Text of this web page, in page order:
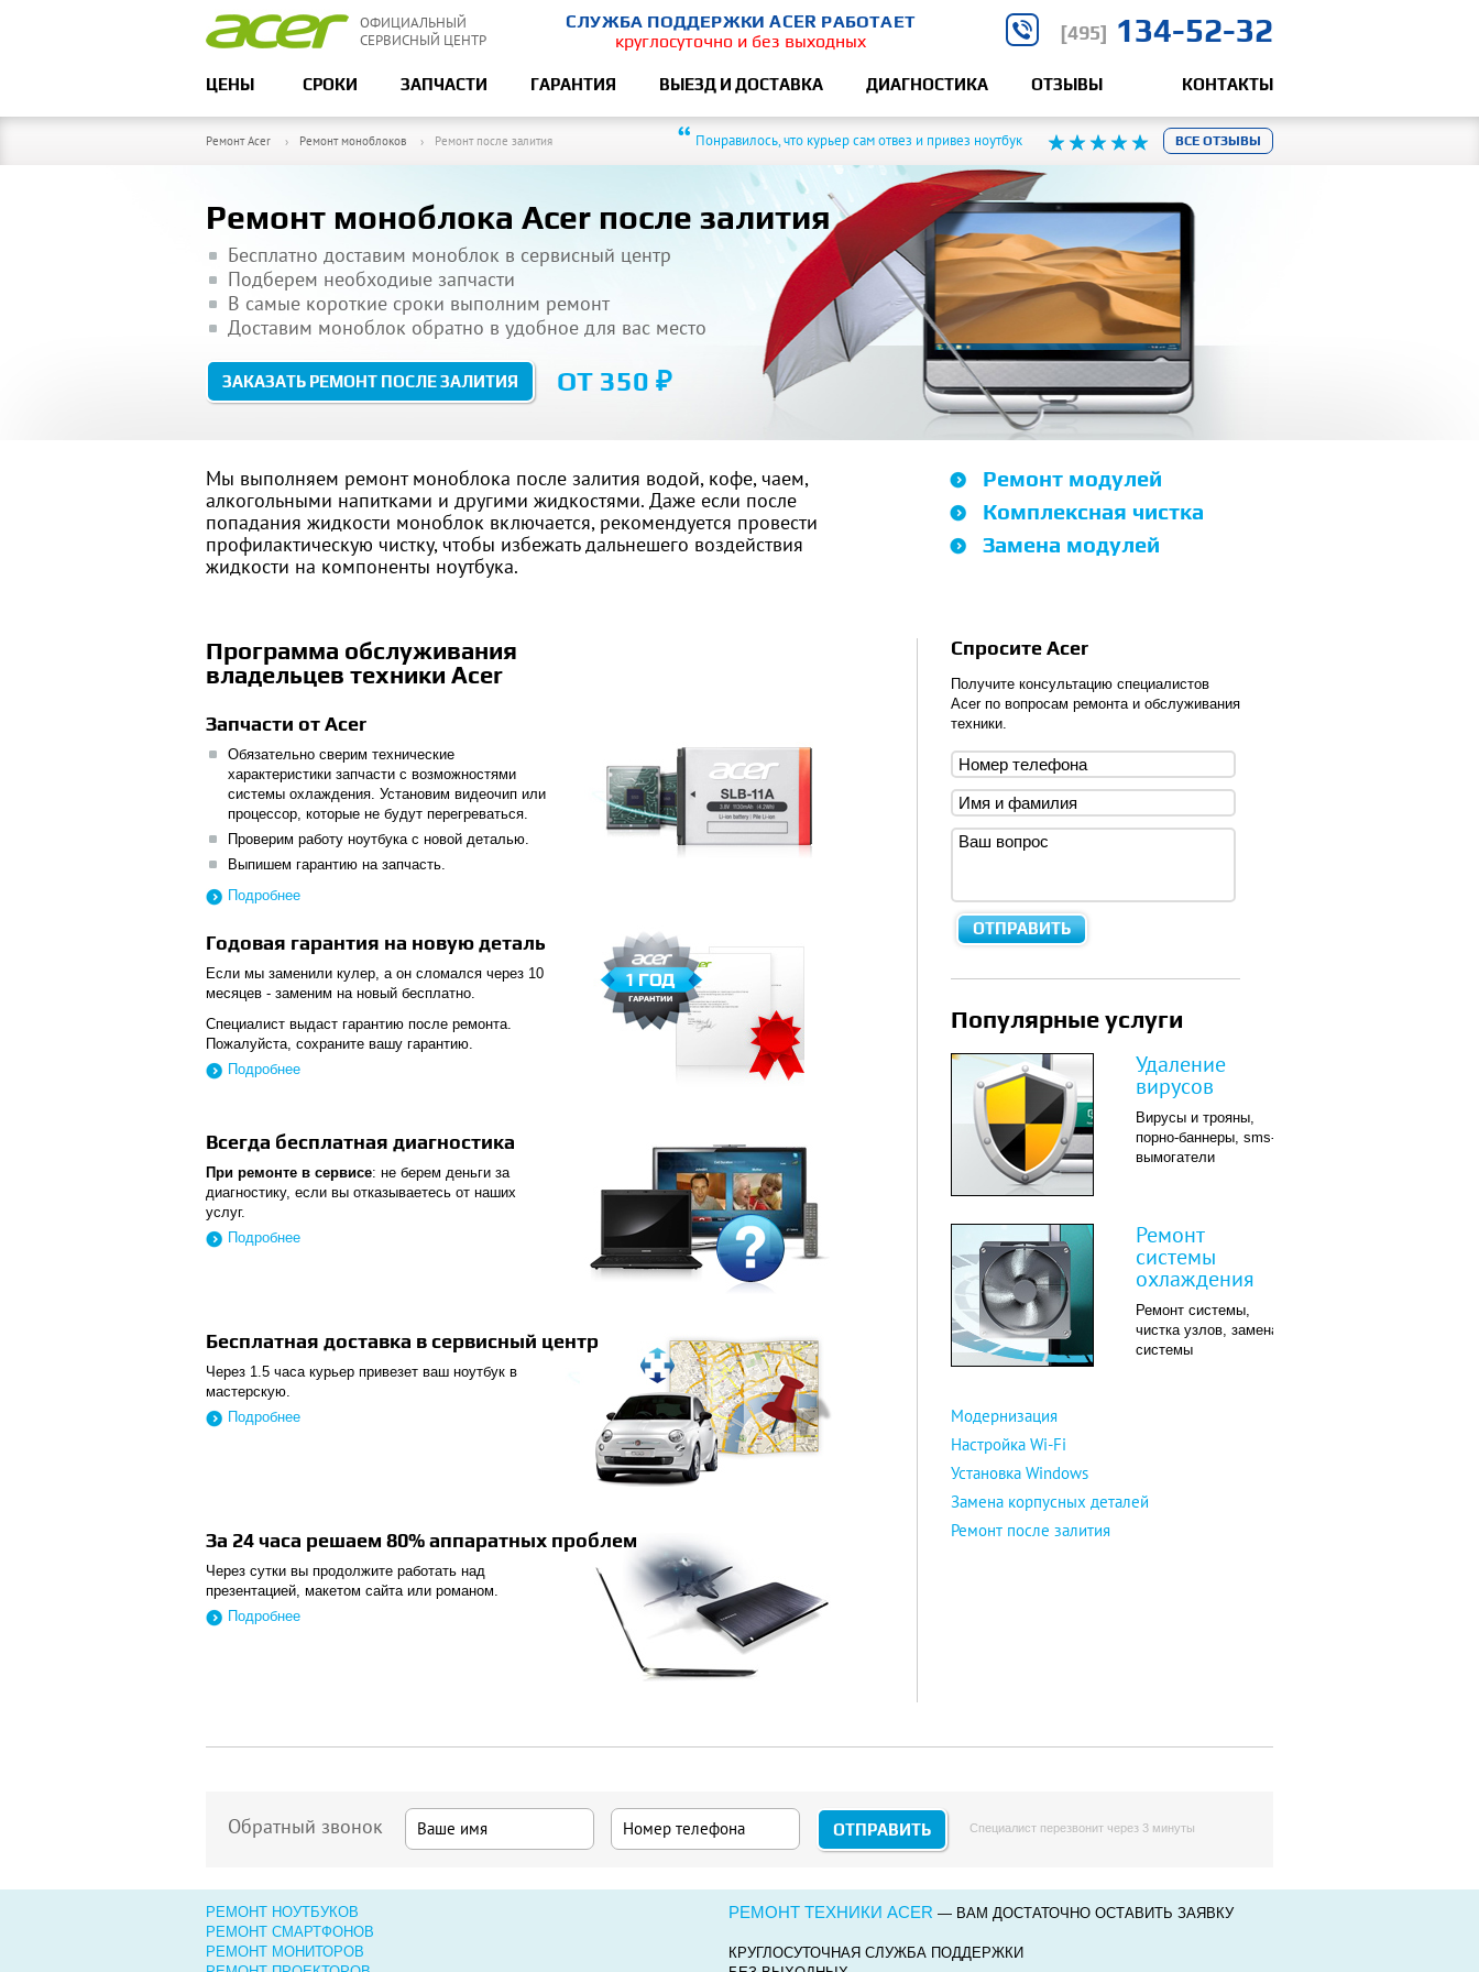
ОФИЦИАЛЬНЫЙ
СЕРВИСНЫЙ ЦЕНТР
СЛУЖБА ПОДДЕРЖКИ ACER РАБОТАЕТ
круглосуточно и без выходных
[495] 134-52-32
ЦЕНЫ СРОКИ ЗАПЧАСТИ ГАРАНТИЯ ВЫЕЗД И ДОСТАВКА ДИАГНОСТИКА ОТЗЫВЫ КОНТАКТЫ
Ремонт Acer Ремонт моноблоков Ремонт после залития “ Понравилось, что курьер сам отвез и привез ноутбук ВСЕ ОТЗЫВЫ
Ремонт моноблока Acer после залития
Бесплатно доставим моноблок в сервисный центр
Подберем необходиые запчасти
В самые короткие сроки выполним ремонт
Доставим моноблок обратно в удобное для вас место
ЗАКАЗАТЬ РЕМОНТ ПОСЛЕ ЗАЛИТИЯ ОТ 350 ₽
Мы выполняем ремонт моноблока после залития водой, кофе, чаем,
алкогольными напитками и другими жидкостями. Даже если после
попадания жидкости моноблок включается, рекомендуется провести
профилактическую чистку, чтобы избежать дальнешего воздействия
жидкости на компоненты ноутбука.
Ремонт модулей
Комплексная чистка
Замена модулей
Программа обслуживания
владельцев техники Acer
Запчасти от Acer
Обязательно сверим технические
характеристики запчасти с возможностями
системы охлаждения. Установим видеочип или
процессор, которые не будут перегреваться.
Проверим работу ноутбука с новой деталью.
Выпишем гарантию на запчасть.
Подробнее
Годовая гарантия на новую деталь
Если мы заменили кулер, а он сломался через 10
месяцев - заменим на новый бесплатно.
Специалист выдаст гарантию после ремонта.
Пожалуйста, сохраните вашу гарантию.
Подробнее
Всегда бесплатная диагностика
При ремонте в сервисе: не берем деньги за
диагностику, если вы отказываетесь от наших
услуг.
Подробнее
Бесплатная доставка в сервисный центр
Через 1.5 часа курьер привезет ваш ноутбук в
мастерскую.
Подробнее
За 24 часа решаем 80% аппаратных проблем
Через сутки вы продолжите работать над
презентацией, макетом сайта или романом.
Подробнее
Спросите Acer
Получите консультацию специалистов
Acer по вопросам ремонта и обслуживания
техники.
Популярные услуги
Удаление
вирусов
Вирусы и трояны,
порно-баннеры, sms-
вымогатели
Ремонт
системы
охлаждения
Ремонт системы,
чистка узлов, замена
системы
Модернизация
Настройка Wi-Fi
Установка Windows
Замена корпусных деталей
Ремонт после залития
Обратный звонок Специалист перезвонит через 3 минуты
РЕМОНТ НОУТБУКОВ
РЕМОНТ СМАРТФОНОВ
РЕМОНТ МОНИТОРОВ
РЕМОНТ ТЕХНИКИ ACER — ВАМ ДОСТАТОЧНО ОСТАВИТЬ ЗАЯВКУ
КРУГЛОСУТОЧНАЯ СЛУЖБА ПОДДЕРЖКИ